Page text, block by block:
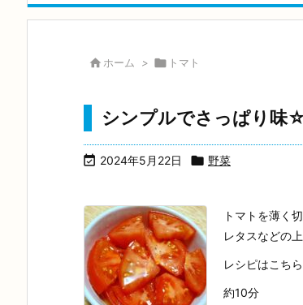
 ホーム >  トマト
シンプルでさっぱり味
 2024年5月22日  野菜
トマトを薄く
レタスなどの
レシピはこち
約10分